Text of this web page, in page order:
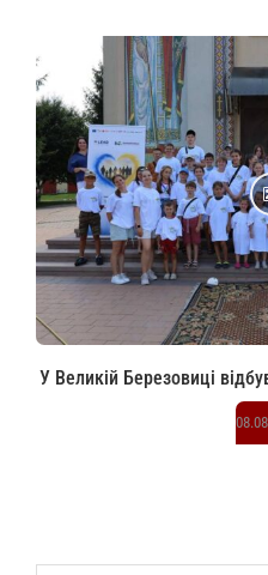
У Великій Березовиці